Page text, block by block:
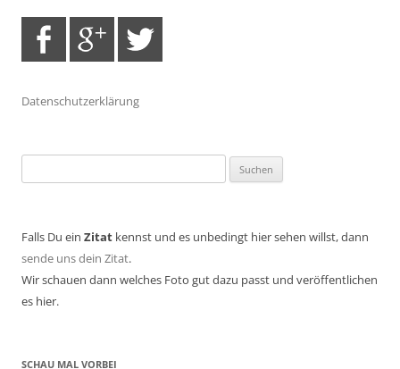
Datenschutzerklärung
nach:
Falls Du ein Zitat kennst und es unbedingt hier sehen willst, dann
sende uns dein Zitat.
Wir schauen dann welches Foto gut dazu passt und veröffentlichen
es hier.
SCHAU MAL VORBEI